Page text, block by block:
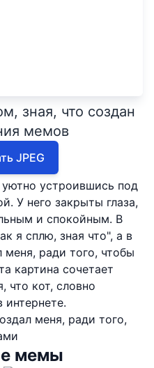
зная, что создан
мемов
JPEG
устроившись под
У него закрыты глаза,
и спокойным. В
я сплю, зная что", а в
меня, ради того, чтобы
картина сочетает
что кот, словно
меня, ради того,
мемы